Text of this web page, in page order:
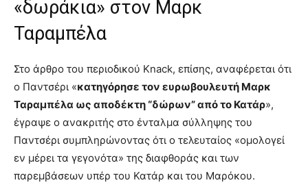
«δωράκια» στον Μαρκ
Ταραμπέλα
Στο άρθρο του περιοδικού Knack, επίσης, αναφέρεται ότι
ο Παντσέρι «κατηγόρησε τον ευρωβουλευτή Μαρκ
Ταραμπέλα ως αποδέκτη “δώρων” από το Κατάρ»,
έγραψε ο ανακριτής στο ένταλμα σύλληψης του
Παντσέρι συμπληρώνοντας ότι ο τελευταίος «ομολογεί
εν μέρει τα γεγονότα» της διαφθοράς και των
παρεμβάσεων υπέρ του Κατάρ και του Μαρόκου.